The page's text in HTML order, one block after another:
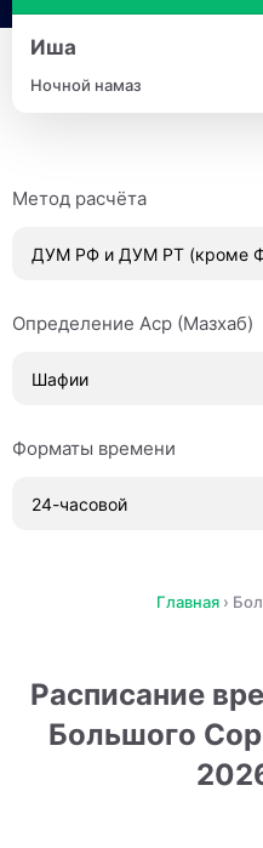
Иша
Ночной намаз
Метод расчёта
Определение Аср (Мазхаб)
Форматы времени
Главная ›
Расписание
Большого